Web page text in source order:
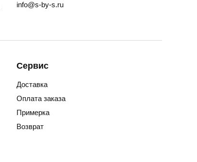
info@s-by-s.ru
Сервис
Доставка
Оплата заказа
Примерка
Возврат